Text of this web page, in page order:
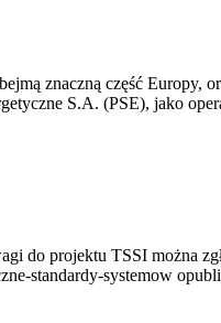
znaczną część Europy,
S.A. (PSE), jako
do projektu TSSI można
standardy-systemow